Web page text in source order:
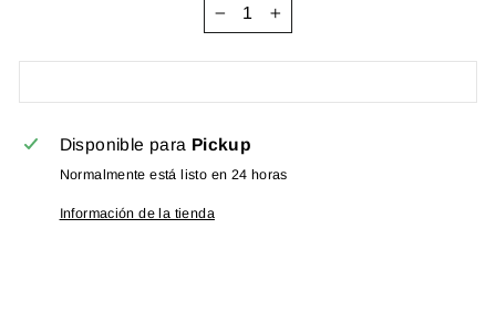
Disponible para Pickup
Normalmente está listo en 24 horas
Información de la tienda